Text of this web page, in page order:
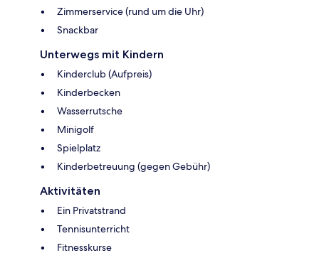
Zimmerservice (rund um die Uhr)
Snackbar
Unterwegs mit Kindern
Kinderclub (Aufpreis)
Kinderbecken
Wasserrutsche
Minigolf
Spielplatz
Kinderbetreuung (gegen Gebühr)
Aktivitäten
Ein Privatstrand
Tennisunterricht
Fitnesskurse